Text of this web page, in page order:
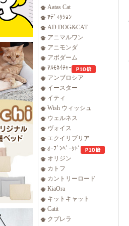
Aatas Cat
ｱﾃﾞｨｸｼｮﾝ
AD.DOG&CAT
アニマルワン
アニモンダ
アボダーム
ｱﾙﾓﾈｲﾁｬｰ
アンブロシア
イースター
イティ
Wish ウィッシュ
ウェルネス
ヴォイス
エクイリブリア
ｵｰﾌﾞﾝﾍﾞｰｸﾄﾞ
オリジン
カトフ
カントリーロード
KiaOra
キットキャット
Catit
クプレラ